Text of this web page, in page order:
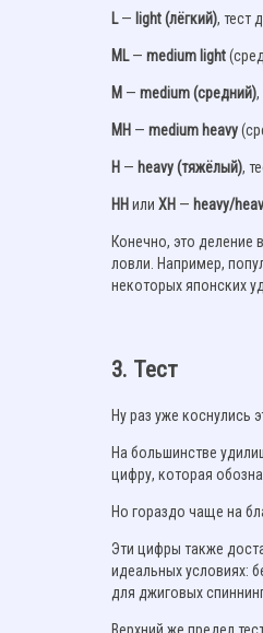
L— light (лёгкий), тест
ML— medium light
M — medium (средний),
MH — medium heavy
H — heavy (тяжёлый),
HH или XH — heavy/
Конечно, это деление
ловли. Например,
некоторых японских
3. Тест
Ну раз уже коснулись
На большинстве
цифру, которая
Но гораздо чаще на
Эти цифры также
идеальных условиях:
для джиговых